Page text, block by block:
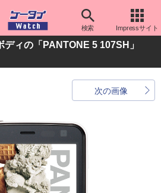
検索 Impressサイト
ィの「PANTONE 5 107SH」
次の画像